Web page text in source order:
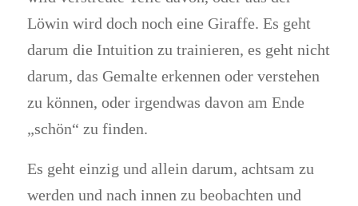
Löwin wird doch noch eine Giraffe. Es geht
darum die Intuition zu trainieren, es geht nicht
darum, das Gemalte erkennen oder verstehen
zu können, oder irgendwas davon am Ende
„schön“ zu finden.
Es geht einzig und allein darum, achtsam zu
werden und nach innen zu beobachten und